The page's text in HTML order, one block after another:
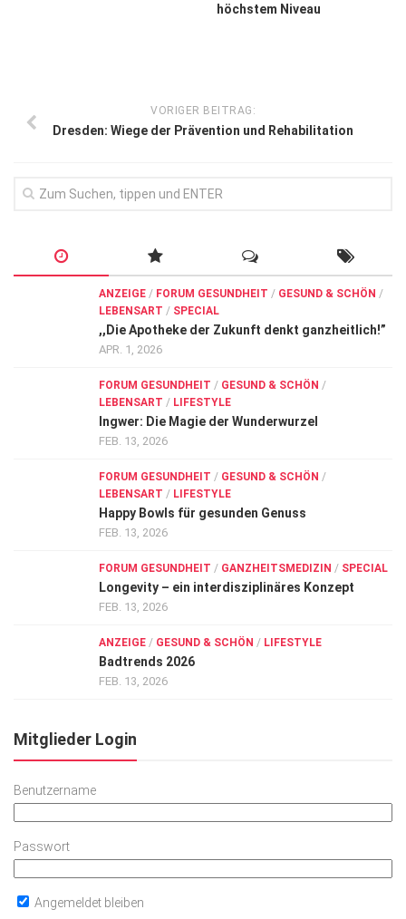
höchstem Niveau
VORIGER BEITRAG:
Dresden: Wiege der Prävention und Rehabilitation
ANZEIGE / FORUM GESUNDHEIT / GESUND & SCHÖN /
LEBENSART / SPECIAL
,,Die Apotheke der Zukunft denkt ganzheitlich!”
APR. 1, 2026
FORUM GESUNDHEIT / GESUND & SCHÖN /
LEBENSART / LIFESTYLE
Ingwer: Die Magie der Wunderwurzel
FEB. 13, 2026
FORUM GESUNDHEIT / GESUND & SCHÖN /
LEBENSART / LIFESTYLE
Happy Bowls für gesunden Genuss
FEB. 13, 2026
FORUM GESUNDHEIT / GANZHEITSMEDIZIN / SPECIAL
Longevity – ein interdisziplinäres Konzept
FEB. 13, 2026
ANZEIGE / GESUND & SCHÖN / LIFESTYLE
Badtrends 2026
FEB. 13, 2026
Mitglieder Login
Benutzername
Passwort
Angemeldet bleiben